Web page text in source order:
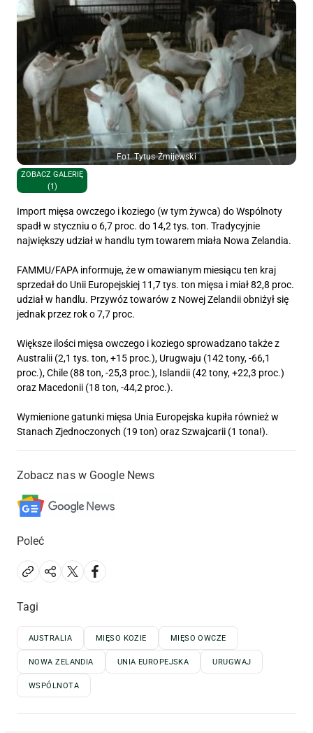
Fot. Tytus Żmijewski
ZOBACZ GALERIĘ
(1)
Import mięsa owczego i koziego (w tym żywca) do Wspólnoty
spadł w styczniu o 6,7 proc. do 14,2 tys. ton. Tradycyjnie
największy udział w handlu tym towarem miała Nowa Zelandia.
FAMMU/FAPA informuje, że w omawianym miesiącu ten kraj
sprzedał do Unii Europejskiej 11,7 tys. ton mięsa i miał 82,8 proc.
udział w handlu. Przywóz towarów z Nowej Zelandii obniżył się
jednak przez rok o 7,7 proc.
Większe ilości mięsa owczego i koziego sprowadzano także z
Australii (2,1 tys. ton, +15 proc.), Urugwaju (142 tony, -66,1
proc.), Chile (88 ton, -25,3 proc.), Islandii (42 tony, +22,3 proc.)
oraz Macedonii (18 ton, -44,2 proc.).
Wymienione gatunki mięsa Unia Europejska kupiła również w
Stanach Zjednoczonych (19 ton) oraz Szwajcarii (1 tona!).
Zobacz nas w Google News
Poleć
Tagi
AUSTRALIA MIĘSO KOZIE MIĘSO OWCZE
NOWA ZELANDIA UNIA EUROPEJSKA URUGWAJ
WSPÓLNOTA